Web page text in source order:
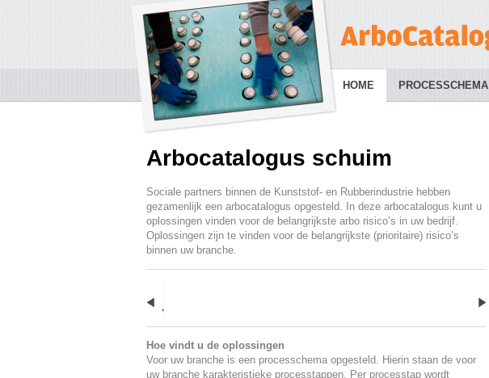
HOME PROCESSCHEMA
Arbocatalogus schuim
Sociale partners binnen de Kunststof- en Rubberindustrie hebben
gezamenlijk een arbocatalogus opgesteld. In deze arbocatalogus kunt u
oplossingen vinden voor de belangrijkste arbo risico’s in uw bedrijf.
Oplossingen zijn te vinden voor de belangrijkste (prioritaire) risico’s
binnen uw branche.
Hoe vindt u de oplossingen
Voor uw branche is een processchema opgesteld. Hierin staan de voor
uw branche karakteristieke processtappen. Per processtap wordt